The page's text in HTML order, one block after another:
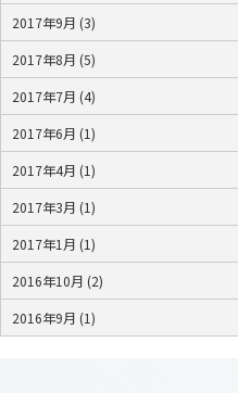
2017年9月 (3)
2017年8月 (5)
2017年7月 (4)
2017年6月 (1)
2017年4月 (1)
2017年3月 (1)
2017年1月 (1)
2016年10月 (2)
2016年9月 (1)